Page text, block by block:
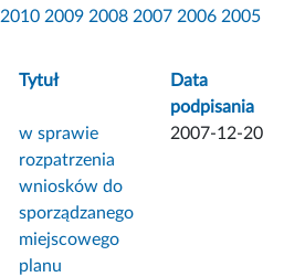
2010 2009 2008 2007 2006 2005
Tytuł
Data
podpisania
w sprawie
rozpatrzenia
wniosków do
sporządzanego
miejscowego
planu
2007-12-20